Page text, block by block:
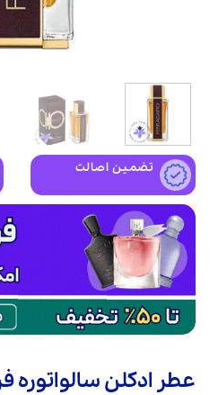
تضمین اصالت
عطر ادکلن سالواتوره